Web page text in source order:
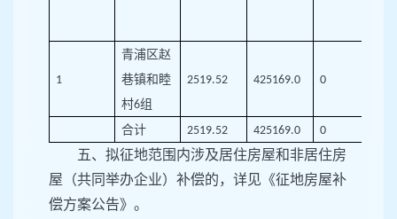
1
青浦区赵
巷镇和睦
村6组
2519.52 425169.0 0
合计 2519.52 425169.0 0
五、拟征地范围内涉及居住房屋和非居住房
屋（共同举办企业）补偿的，详见《征地房屋补
偿方案公告》。